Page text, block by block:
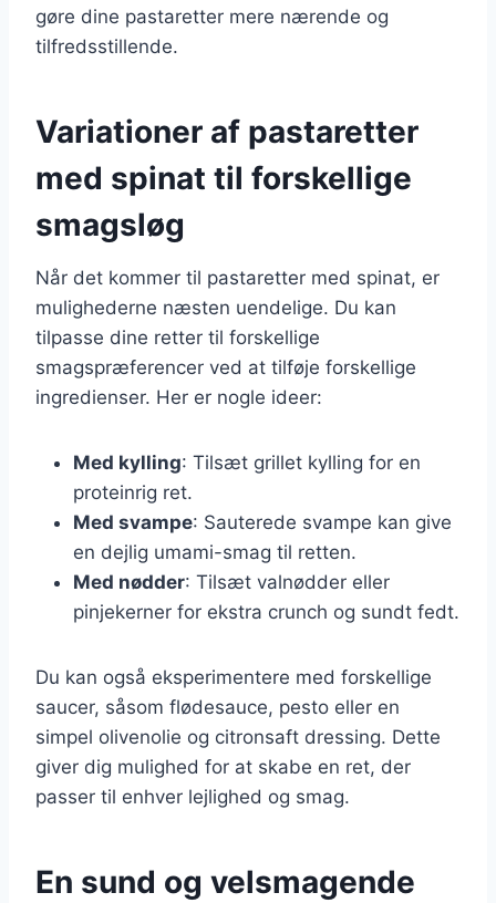
gøre dine pastaretter mere nærende og
tilfredsstillende.
Variationer af pastaretter
med spinat til forskellige
smagsløg
Når det kommer til pastaretter med spinat, er
mulighederne næsten uendelige. Du kan
tilpasse dine retter til forskellige
smagspræferencer ved at tilføje forskellige
ingredienser. Her er nogle ideer:
Med kylling: Tilsæt grillet kylling for en
proteinrig ret.
Med svampe: Sauterede svampe kan give
en dejlig umami-smag til retten.
Med nødder: Tilsæt valnødder eller
pinjekerner for ekstra crunch og sundt fedt.
Du kan også eksperimentere med forskellige
saucer, såsom flødesauce, pesto eller en
simpel olivenolie og citronsaft dressing. Dette
giver dig mulighed for at skabe en ret, der
passer til enhver lejlighed og smag.
En sund og velsmagende